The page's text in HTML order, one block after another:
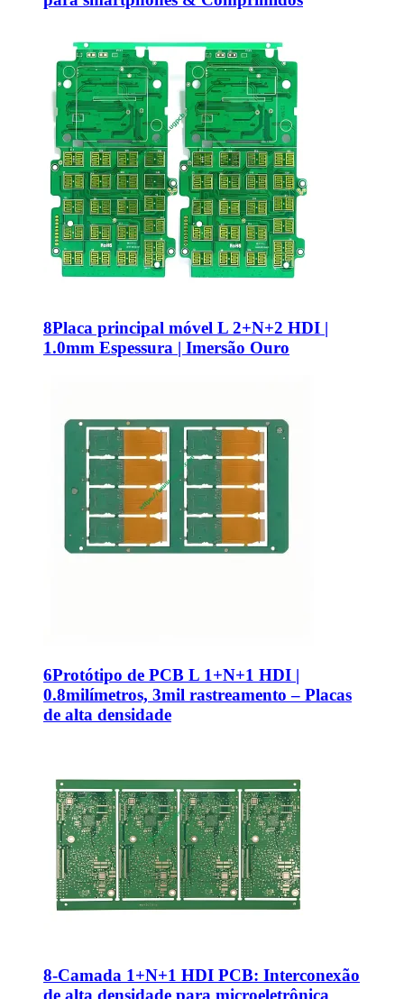
8Placa principal móvel L 2+N+2 HDI |
1.0mm Espessura | Imersão Ouro
6Protótipo de PCB L 1+N+1 HDI |
0.8milímetros, 3mil rastreamento – Placas
de alta densidade
8-Camada 1+N+1 HDI PCB: Interconexão
de alta densidade para microeletrônica